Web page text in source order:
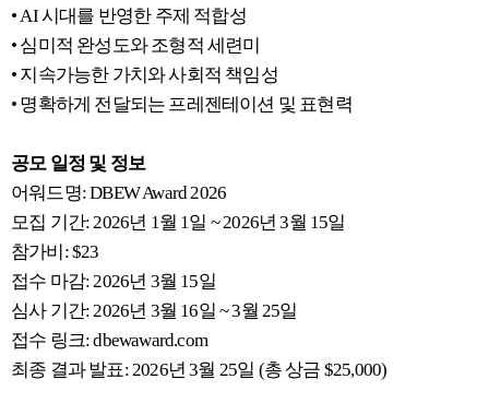
• AI 시대를 반영한 주제 적합성
• 심미적 완성도와 조형적 세련미
• 지속가능한 가치와 사회적 책임성
• 명확하게 전달되는 프레젠테이션 및 표현력
공모 일정 및 정보
어워드명: DBEW Award 2026
모집 기간: 2026년 1월 1일 ~ 2026년 3월 15일
참가비: $23
접수 마감: 2026년 3월 15일
심사 기간: 2026년 3월 16일 ~ 3월 25일
접수 링크: dbewaward.com
최종 결과 발표: 2026년 3월 25일 (총 상금 $25,000)